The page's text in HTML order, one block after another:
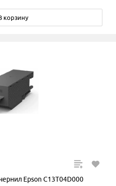
корзину
Epson C13T04D000